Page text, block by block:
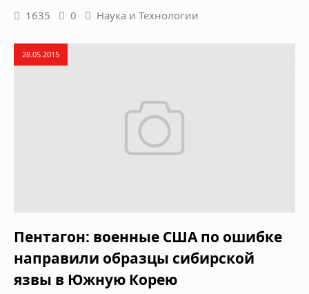
1635 0 Наука и Технологии
28.05.2015
Пентагон: военные США по ошибке
направили образцы сибирской
язвы в Южную Корею